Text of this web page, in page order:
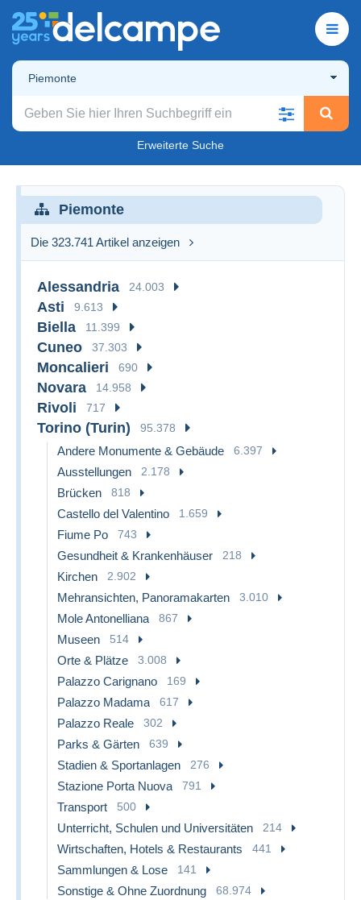
Piemonte
Erweiterte Suche
Piemonte
Die 323.741 Artikel anzeigen
Alessandria 24.003
Asti 9.613
Biella 11.399
Cuneo 37.303
Moncalieri 690
Novara 14.958
Rivoli 717
Torino (Turin) 95.378
Andere Monumente & Gebäude 6.397
Ausstellungen 2.178
Brücken 818
Castello del Valentino 1.659
Fiume Po 743
Gesundheit & Krankenhäuser 218
Kirchen 2.902
Mehransichten, Panoramakarten 3.010
Mole Antonelliana 867
Museen 514
Orte & Plätze 3.008
Palazzo Carignano 169
Palazzo Madama 617
Palazzo Reale 302
Parks & Gärten 639
Stadien & Sportanlagen 276
Stazione Porta Nuova 791
Transport 500
Unterricht, Schulen und Universitäten 214
Wirtschaften, Hotels & Restaurants 441
Sammlungen & Lose 141
Sonstige & Ohne Zuordnung 68.974